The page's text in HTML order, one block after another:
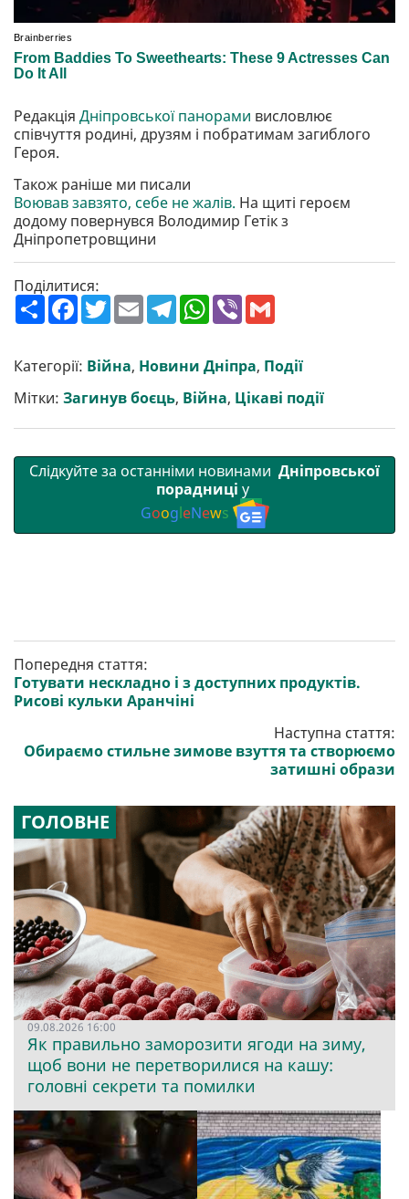
Редакція Дніпровської панорами висловлює
співчуття родині, друзям і побратимам загиблого
Героя.
Також раніше ми писали
Воював завзято, себе не жалів. На щиті героєм
додому повернувся Володимир Гетік з
Дніпропетровщини
Поділитися:
П
о
р
и
т
и
F
a
b
o
o
k
T
w
t
e
r
E
m
l
T
e
g
r
a
m
W
h
s
A
p
p
V
r l
Категорії: Війна, Новини Дніпра, Події
Мітки: Загинув боєць, Війна, Цікаві події
Слідкуйте за останніми новинами Дніпровської
порадниці у
GoogleNews
Попередня стаття:
Готувати нескладно і з доступних продуктів.
Рисові кульки Аранчіні
Наступна стаття:
Обираємо стильне зимове взуття та створюємо
затишні образи
ГОЛОВНЕ
09.08.2026 16:00
Як правильно заморозити ягоди на зиму,
щоб вони не перетворилися на кашу:
головні секрети та помилки